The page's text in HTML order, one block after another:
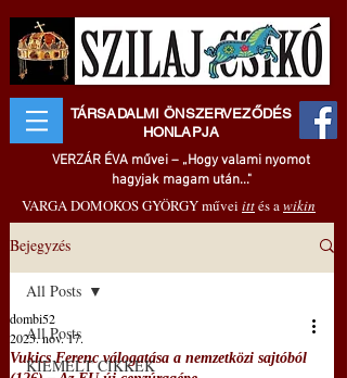
TÁRSADALMI ÖNSZERVEZŐDÉS
HONLAPJA
VERZÁR ÉVA művei – „Hogy valami nyomot
hagyjak magam után..."
VARGA DOMOKOS GYÖRGY művei ittés awikin
Bejegyzés
All Posts
KIEMELT CIKKEK
All Posts
Vukics Ferenc válogatása a nemzetközi sajtóból
dombi52
2025. nov. 17.